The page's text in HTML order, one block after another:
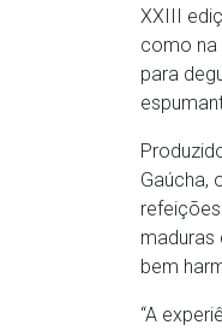
XXIII
como na
para
Gaúcha,
maduras
bem
“A